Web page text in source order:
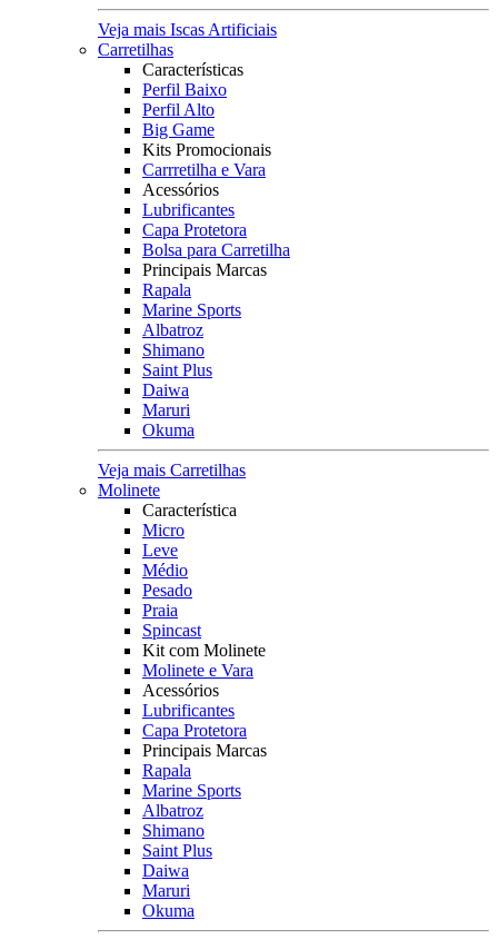
Veja mais Iscas Artificiais
Carretilhas
Características
Perfil Baixo
Perfil Alto
Big Game
Kits Promocionais
Carrretilha e Vara
Acessórios
Lubrificantes
Capa Protetora
Bolsa para Carretilha
Principais Marcas
Rapala
Marine Sports
Albatroz
Shimano
Saint Plus
Daiwa
Maruri
Okuma
Veja mais Carretilhas
Molinete
Característica
Micro
Leve
Médio
Pesado
Praia
Spincast
Kit com Molinete
Molinete e Vara
Acessórios
Lubrificantes
Capa Protetora
Principais Marcas
Rapala
Marine Sports
Albatroz
Shimano
Saint Plus
Daiwa
Maruri
Okuma